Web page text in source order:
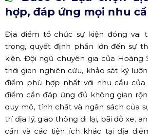
hợp, đáp ứng mọi nhu
Địa điểm tổ chức sự kiện đóng vai
trọng, quyết định phần lớn đến sự
kiện. Đội ngũ chuyên gia của Hoàng
thời gian nghiên cứu, khảo sát kỹ
điểm phù hợp nhất với nhu cầu của
điểm cần đáp ứng đủ không gian
quy mô, tính chất và ngân sách của
trí địa lý, giao thông đi lại, bãi đỗ xe,
cần và các tiện ích khác tại địa